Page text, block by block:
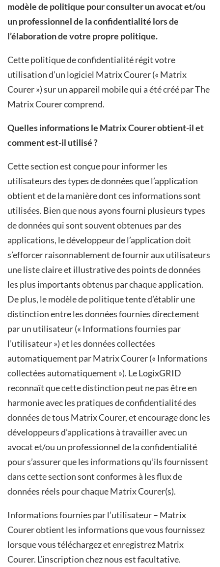
modèle de politique pour consulter un avocat et/ou
un professionnel de la confidentialité lors de
l’élaboration de votre propre politique.
Cette politique de confidentialité régit votre
utilisation d’un logiciel Matrix Courer (« Matrix
Courer ») sur un appareil mobile qui a été créé par The
Matrix Courer comprend.
Quelles informations le Matrix Courer obtient-il et
comment est-il utilisé ?
Cette section est conçue pour informer les
utilisateurs des types de données que l’application
obtient et de la manière dont ces informations sont
utilisées. Bien que nous ayons fourni plusieurs types
de données qui sont souvent obtenues par des
applications, le développeur de l’application doit
s’efforcer raisonnablement de fournir aux utilisateurs
une liste claire et illustrative des points de données
les plus importants obtenus par chaque application.
De plus, le modèle de politique tente d’établir une
distinction entre les données fournies directement
par un utilisateur (« Informations fournies par
l’utilisateur ») et les données collectées
automatiquement par Matrix Courer (« Informations
collectées automatiquement »). Le LogixGRID
reconnaît que cette distinction peut ne pas être en
harmonie avec les pratiques de confidentialité des
données de tous Matrix Courer, et encourage donc les
développeurs d’applications à travailler avec un
avocat et/ou un professionnel de la confidentialité
pour s’assurer que les informations qu’ils fournissent
dans cette section sont conformes à les flux de
données réels pour chaque Matrix Courer(s).
Informations fournies par l’utilisateur – Matrix
Courer obtient les informations que vous fournissez
lorsque vous téléchargez et enregistrez Matrix
Courer. L’inscription chez nous est facultative.